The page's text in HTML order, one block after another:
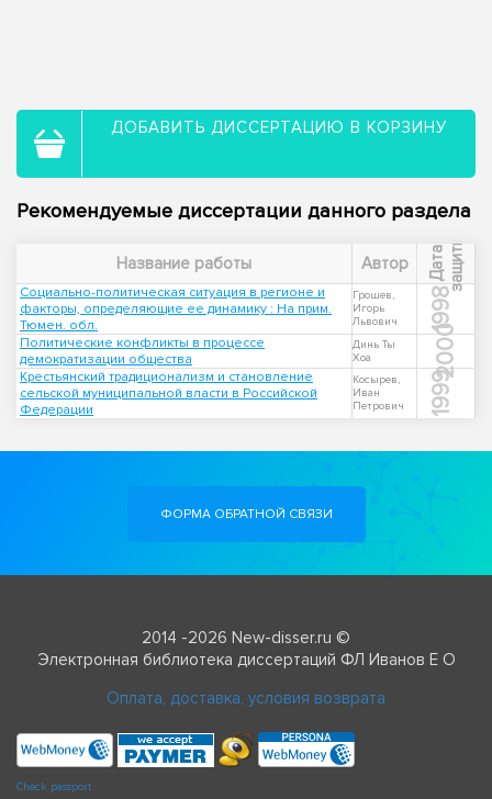
ДОБАВИТЬ ДИССЕРТАЦИЮ В КОРЗИНУ
Рекомендуемые диссертации данного раздела
Название работы Автор Д
а
т
а
з
а
щ
и
т ы
Социально-политическая ситуация в регионе и
факторы, определяющие ее динамику : На прим.
Тюмен. обл.
Грошев,
Игорь
Львович
1998
Политические конфликты в процессе
демократизации общества
Динь Ты
Хоа
2000
Крестьянский традиционализм и становление
сельской муниципальной власти в Российской
Федерации
Косырев,
Иван
Петрович
1999
ФОРМА ОБРАТНОЙ СВЯЗИ
2014 -2026 New-disser.ru ©
Электронная библиотека диссертаций ФЛ Иванов Е О
Оплата, доставка, условия возврата
Check passport